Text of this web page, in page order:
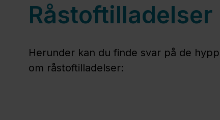
Råstoftilladelser
Herunder kan du finde svar på de
om råstoftilladelser: